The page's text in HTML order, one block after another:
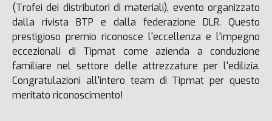
(Trofei dei distributori di materiali), evento organizzato
dalla rivista BTP e dalla federazione DLR. Questo
prestigioso premio riconosce l'eccellenza e l'impegno
eccezionali di Tipmat come azienda a conduzione
familiare nel settore delle attrezzature per l'edilizia.
Congratulazioni all'intero team di Tipmat per questo
meritato riconoscimento!